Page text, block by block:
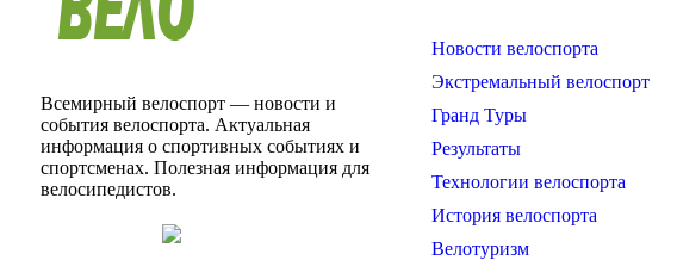
Всемирный велоспорт — новости и
события велоспорта. Актуальная
информация о спортивных событиях и
спортсменах. Полезная информация для
велосипедистов.
Новости велоспорта
Экстремальный велоспорт
Гранд Туры
Результаты
Технологии велоспорта
История велоспорта
Велотуризм